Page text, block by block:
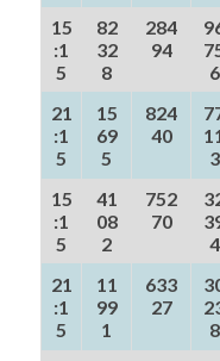
15
:1
5
82
32
8
284
94
6
21
:1
5
15
69
5
824
40
3
15
:1
5
41
08
2
752
70
4
21
:1
5
11
99
1
633
27
8